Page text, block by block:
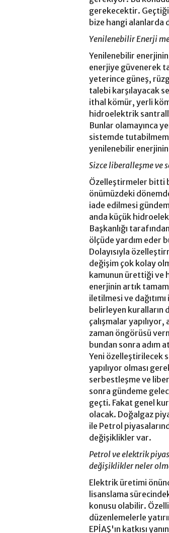
gerekecektir.
bize hangi alanlarda
Yenilenebilir Enerji
Yenilenebilir
enerjiye güvenerek
yeterince güneş,
talebi karşılayacak
ithal kömür, yerli
hidroelektrik
Bunlar olamayınca
sistemde
yenilenebilir enerjinin
Sizce liberalleşme ve
Özelleştirmeler bitti
önümüzdeki
iade edilmesi
anda küçük
Başkanlığı
ölçüde yardım eder
Dolayısıyla
değişim çok kolay
kamunun ürettiği ve
enerjinin artık
iletilmesi ve
belirleyen kuralların
çalışmalar
zaman öngörüsü
bundan sonra adım
Yeni özelleştirilecek
yapılıyor olması
serbestleşme ve
sonra gündeme
geçti. Fakat genel
olacak. Doğalgaz
ile Petrol
değişiklikler var.
Petrol ve elektrik
değişiklikler neler
Elektrik üretimi
lisanslama
konusu olabilir.
düzenlemelerle
EPİAŞ'ın katkısı